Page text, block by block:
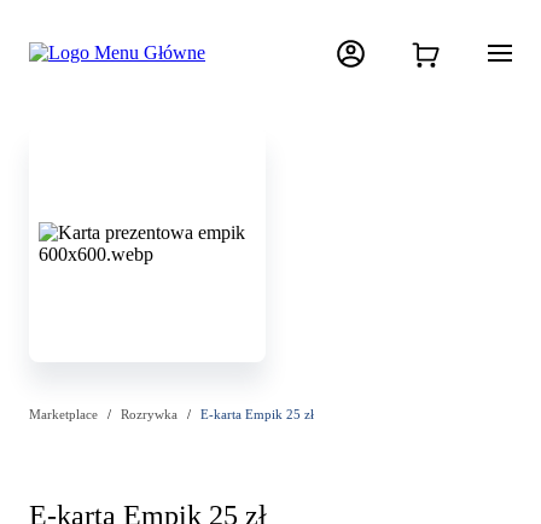
Marketplace Rozrywka E-karta Empik 25 zł
E-karta Empik 25 zł